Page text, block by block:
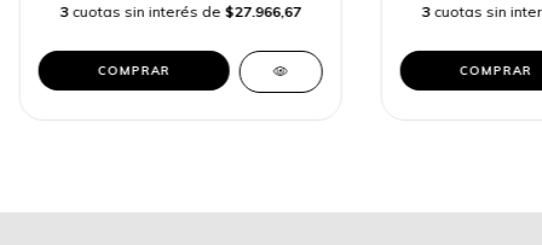
3 cuotas sin interés de $27.966,67
COMPRAR
3 cuotas sin
COMPRAR